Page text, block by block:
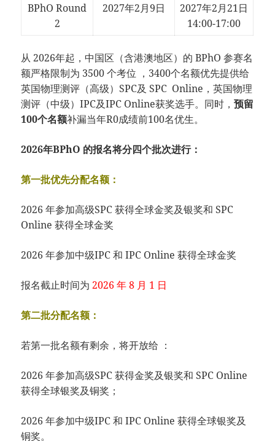
BPhO Round
2
2027年2月9日
2027年2月21日
14:00-17:00
从 2026年起，中国区（含港澳地区）的 BPhO 参赛名
额严格限制为 3500 个考位 ，3400个名额优先提供给
英国物理测评（高级）SPC及 SPC Online，英国物理
测评（中级）IPC及IPC Online获奖选手。同时，预留
100个名额补漏当年R0成绩前100名优生。
2026年BPhO 的报名将分四个批次进行：
第一批优先分配名额：
2026 年参加高级SPC 获得全球金奖及银奖和 SPC
Online 获得全球金奖
2026 年参加中级IPC 和 IPC Online 获得全球金奖
报名截止时间为2026 年 8 月 1 日
第二批分配名额：
若第一批名额有剩余，将开放给 ：
2026 年参加高级SPC 获得金奖及银奖和 SPC Online
获得全球银奖及铜奖；
2026 年参加中级IPC 和 IPC Online 获得全球银奖及
铜奖。